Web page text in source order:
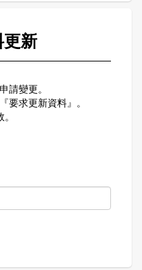
更新
請變更。
要求更新資料』。